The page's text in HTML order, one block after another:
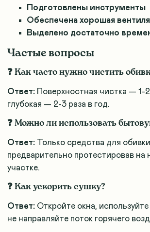
Подготовлены инструменты
Обеспечена хорошая
Выделено достаточно
Частые вопросы
❓ Как часто нужно чистить
Ответ: Поверхностная чистка — 1-
глубокая — 2-3 раза в год.
❓ Можно ли использовать
Ответ: Только средства для
предварительно протестировав на
участке.
❓ Как ускорить сушку?
Ответ: Откройте окна,
не направляйте поток горячего